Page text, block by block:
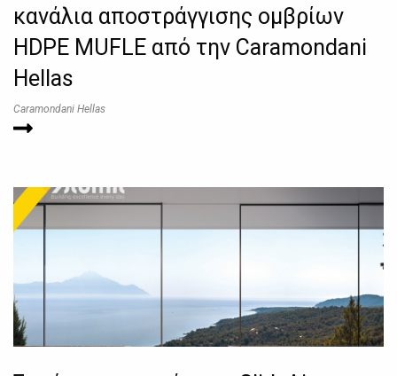
κανάλια αποστράγγισης ομβρίων
HDPE MUFLE από την Caramondani
Hellas
Caramondani Hellas